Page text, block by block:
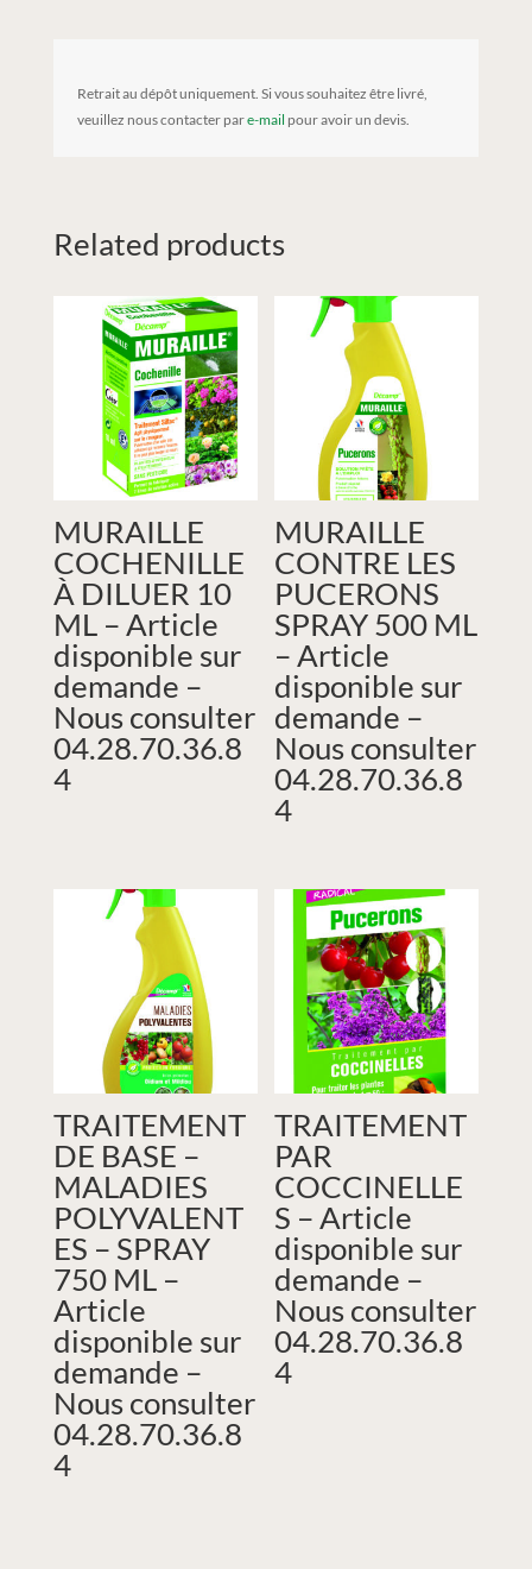
Retrait au dépôt uniquement. Si vous souhaitez être livré,
veuillez nous contacter pare-mail pour avoir un devis.
Related products
MURAILLE
COCHENILLE
À DILUER 10
ML – Article
disponible sur
demande –
Nous consulter
04.28.70.36.8
4
MURAILLE
CONTRE LES
PUCERONS
SPRAY 500 ML
– Article
disponible sur
demande –
Nous consulter
04.28.70.36.8
4
TRAITEMENT
DE BASE –
MALADIES
POLYVALENT
ES – SPRAY
750 ML –
Article
disponible sur
demande –
Nous consulter
04.28.70.36.8
4
TRAITEMENT
PAR
COCCINELLE
S – Article
disponible sur
demande –
Nous consulter
04.28.70.36.8
4